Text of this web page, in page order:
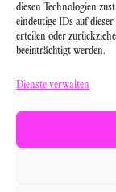
diesen Technologien
eindeutige IDs auf
erteilen oder
beeinträchtigt werden.
Dienste verwalten